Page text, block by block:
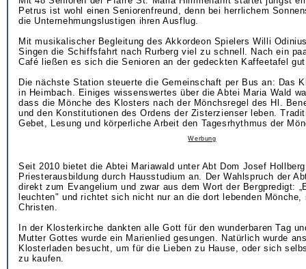
Petrus ist wohl einen Seniorenfreund, denn bei herrlichem
die Unternehmungslustigen ihren Ausflug.
Mit musikalischer Begleitung des Akkordeon Spielers Willi
Singen die Schiffsfahrt nach Rurberg viel zu schnell. Nach ein
Café ließen es sich die Senioren an der gedeckten Kaffeetafel
Die nächste Station steuerte die Gemeinschaft per Bus an: Das
in Heimbach. Einiges wissenswertes über die Abtei Maria Wald
dass die Mönche des Klosters nach der Mönchsregel des Hl.
und den Konstitutionen des Ordens der Zisterzienser leben.
Gebet, Lesung und körperliche Arbeit den Tagesrhythmus der
Werbung
Seit 2010 bietet die Abtei Mariawald unter Abt Dom Josef
Priesterausbildung durch Hausstudium an. Der Wahlspruch der
direkt zum Evangelium und zwar aus dem Wort der Bergpredigt:
leuchten" und richtet sich nicht nur an die dort lebenden Mönche,
Christen.
In der Klosterkirche dankten alle Gott für den wunderbaren Tag
Mutter Gottes wurde ein Marienlied gesungen. Natürlich wurde
Klosterladen besucht, um für die Lieben zu Hause, oder sich
zu kaufen.